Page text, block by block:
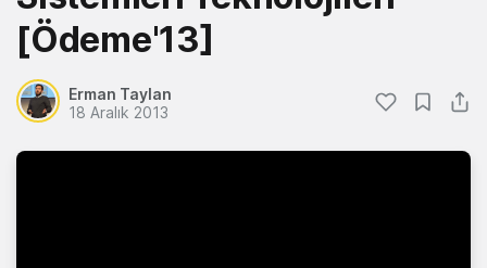
[Ödeme'13]
Erman Taylan
18 Aralık 2013